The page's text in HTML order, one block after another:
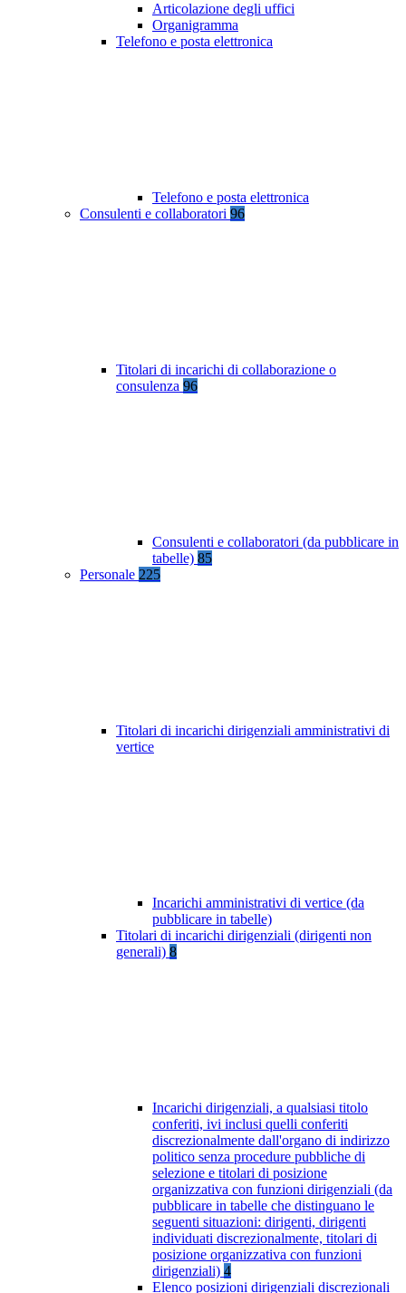
Articolazione degli uffici
Organigramma
Telefono e posta elettronica
Telefono e posta elettronica
Consulenti e collaboratori 96
Titolari di incarichi di collaborazione o
consulenza 96
Consulenti e collaboratori (da pubblicare in
tabelle) 85
Personale 225
Titolari di incarichi dirigenziali amministrativi di
vertice
Incarichi amministrativi di vertice (da
pubblicare in tabelle)
Titolari di incarichi dirigenziali (dirigenti non
generali) 8
Incarichi dirigenziali, a qualsiasi titolo
conferiti, ivi inclusi quelli conferiti
discrezionalmente dall'organo di indirizzo
politico senza procedure pubbliche di
selezione e titolari di posizione
organizzativa con funzioni dirigenziali (da
pubblicare in tabelle che distinguano le
seguenti situazioni: dirigenti, dirigenti
individuati discrezionalmente, titolari di
posizione organizzativa con funzioni
dirigenziali) 4
Elenco posizioni dirigenziali discrezionali